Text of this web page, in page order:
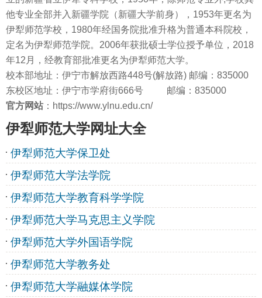
他专业全部并入新疆学院（新疆大学前身），1953年更名为
伊犁师范学校，1980年经国务院批准升格为普通本科院校，
定名为伊犁师范学院。2006年获批硕士学位授予单位，2018
年12月，经教育部批准更名为伊犁师范大学。
校本部地址：伊宁市解放西路448号(解放路) 邮编：835000
东校区地址：伊宁市学府街666号 邮编：835000
官方网站 ：https://www.ylnu.edu.cn/
伊犁师范大学网址大全
伊犁师范大学保卫处
伊犁师范大学法学院
伊犁师范大学教育科学学院
伊犁师范大学马克思主义学院
伊犁师范大学外国语学院
伊犁师范大学教务处
伊犁师范大学融媒体学院